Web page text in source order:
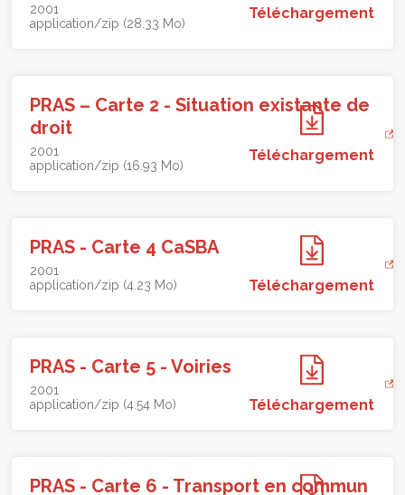
2001
application/zip (28.33 Mo)
Téléchargement
PRAS – Carte 2 - Situation existante de
droit
2001
application/zip (16.93 Mo)
Téléchargement
PRAS - Carte 4 CaSBA
2001
application/zip (4.23 Mo)
Téléchargement
PRAS - Carte 5 - Voiries
2001
application/zip (4.54 Mo)
Téléchargement
PRAS - Carte 6 - Transport en commun